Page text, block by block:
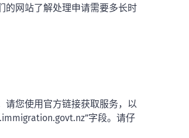
的网站了解处理申请需要多长时
请您使用官方链接获取服务，以
字段。请仔